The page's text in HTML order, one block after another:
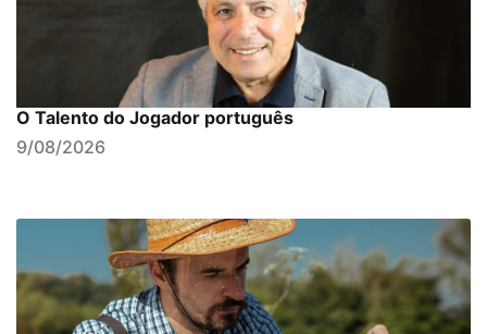
O Talento do Jogador português
9/08/2026